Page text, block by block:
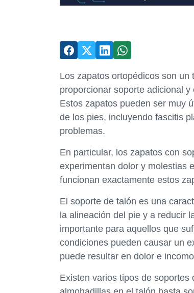
Los zapatos ortopédicos son
proporcionar soporte adicional
Estos zapatos pueden ser muy
de los pies, incluyendo fascitis
problemas.
En particular, los zapatos con
experimentan dolor y molestias
funcionan exactamente estos
El soporte de talón es una
la alineación del pie y a reducir
importante para aquellos que
condiciones pueden causar un
puede resultar en dolor e
Existen varios tipos de